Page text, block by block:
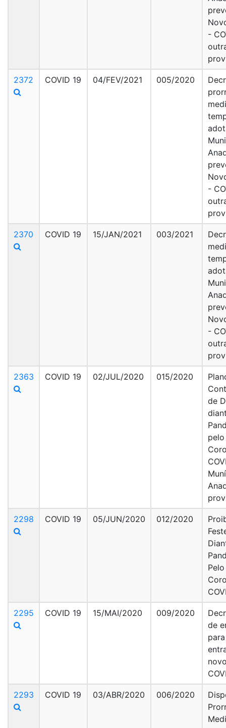
-
2372 COVID 19 04/FEV/2021 005/2020
-
2370 COVID 19 15/JAN/2021 003/2021
-
2363 COVID 19 02/JUL/2020 015/2020
de
2298 COVID 19 05/JUN/2020 012/2020
2295 COVID 19 15/MAI/2020 009/2020
de
2293 COVID 19 03/ABR/2020 006/2020